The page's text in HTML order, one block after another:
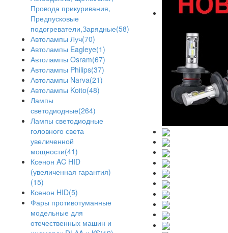
Провода прикуривания,
Предпусковые
подогреватели,Зарядные(58)
Автолампы Луч(70)
Автолампы Eagleye(1)
Автолампы Osram(67)
Автолампы Philips(37)
Автолампы Narva(21)
Автолампы Koito(48)
Лампы
светодиодные(264)
Лампы светодиодные
головного света
увеличенной
мощности(41)
Ксенон AC HID
(увеличенная гарантия)
(15)
Ксенон HID(5)
Фары противотуманные
модельные для
отечественных машин и